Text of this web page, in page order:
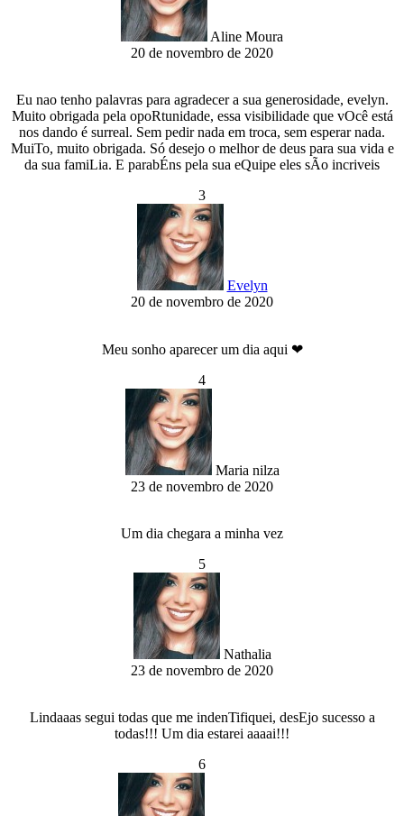
Aline Moura
20 de novembro de 2020
Eu nao tenho palavras para agradecer a sua generosidade, evelyn.
Muito obrigada pela opoRtunidade, essa visibilidade que vOcê está
nos dando é surreal. Sem pedir nada em troca, sem esperar nada.
MuiTo, muito obrigada. Só desejo o melhor de deus para sua vida e
da sua famiLia. E parabÉns pela sua eQuipe eles sÃo incriveis
3
Evelyn
20 de novembro de 2020
Meu sonho aparecer um dia aqui ❤
4
Maria nilza
23 de novembro de 2020
Um dia chegara a minha vez
5
Nathalia
23 de novembro de 2020
Lindaaas segui todas que me indenTifiquei, desEjo sucesso a
todas!!! Um dia estarei aaaai!!!
6